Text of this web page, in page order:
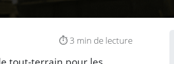
⏱️ 3 min de lecture